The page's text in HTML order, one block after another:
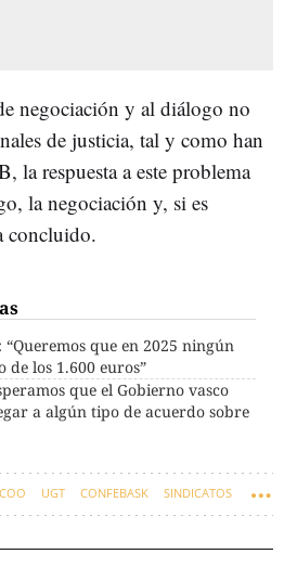
negociación y al diálogo no
de justicia, tal y como han
la respuesta a este problema
la negociación y, si es
concluido.
que en 2025 ningún
de los 1.600 euros”
que el Gobierno vasco
a algún tipo de acuerdo sobre
UGT CONFEBASK SINDICATOS